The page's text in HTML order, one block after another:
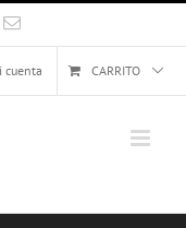
Correo
cuenta
CARRITO